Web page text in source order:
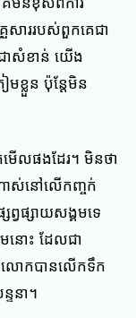
គឺមិនខុសពីការ
សាររបស់ពួកគេជា
ា​សំខាន់ យើង​
ម​ខ្លួន ប៉ុន្តែ​មិន​
មើលផងដែរ។ មិនថា
ស់នៅលើកញ្ចក់
វផ្សាយសង្គមទេ
នោះ ដែលជា
លោក​បាន​លើក​ទឹក​
ទនា។